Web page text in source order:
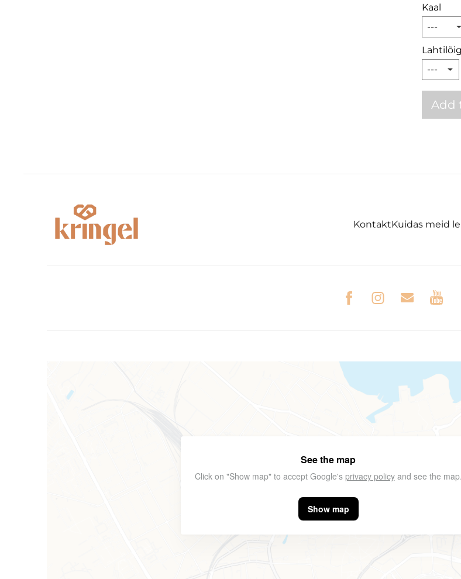
Kaal
Add
KontaktKuidas meid
See the map
Click on "Show map" to accept Google's privacy policyand see the map.
Show map